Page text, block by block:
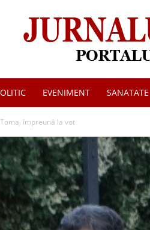
EVENIMENT SANATATE
împreună la vot